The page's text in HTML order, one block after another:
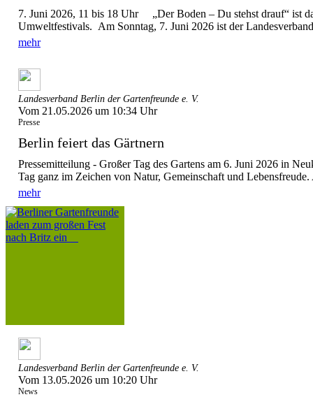
7. Juni 2026, 11 bis 18 Uhr „Der Boden – Du stehst drauf“ ist
Umweltfestivals. Am Sonntag, 7. Juni 2026 ist der
mehr
Landesverband Berlin der Gartenfreunde e. V.
Vom 21.05.2026 um 10:34 Uhr
Presse
Berlin feiert das Gärtnern
Pressemitteilung - Großer Tag des Gartens am 6. Juni 2026 in
Tag ganz im Zeichen von Natur, Gemeinschaft und
mehr
Landesverband Berlin der Gartenfreunde e. V.
Vom 13.05.2026 um 10:20 Uhr
News